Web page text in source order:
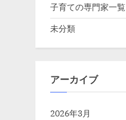
子育ての専門家一覧
未分類
アーカイブ
2026年3月